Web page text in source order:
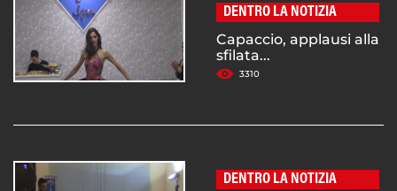
DENTRO LA NOTIZIA
Capaccio, applausi alla
sfilata...
3310
DENTRO LA NOTIZIA